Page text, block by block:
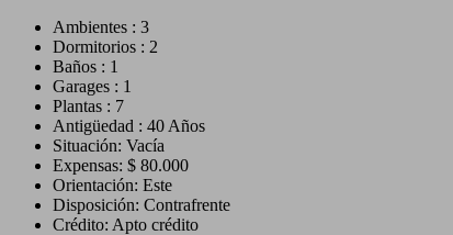
Ambientes : 3
Dormitorios : 2
Baños : 1
Garages : 1
Plantas : 7
Antigüedad : 40 Años
Situación: Vacía
Expensas: $ 80.000
Orientación: Este
Disposición: Contrafrente
Crédito: Apto crédito